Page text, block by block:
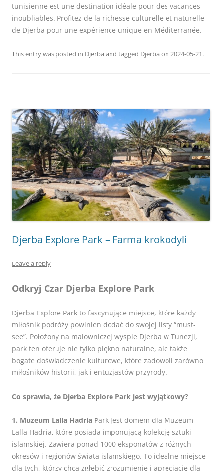
tunisienne est une destination idéale pour des vacances
inoubliables. Profitez de la richesse culturelle et naturelle
de Djerba pour une expérience unique en Méditerranée.
This entry was posted in Djerba and tagged Djerba on 2024-05-21.
Djerba Explore Park – Farma krokodyli
Leave a reply
Odkryj Czar Djerba Explore Park
Djerba Explore Park to fascynujące miejsce, które każdy
miłośnik podróży powinien dodać do swojej listy “must-
see”. Położony na malowniczej wyspie Djerba w Tunezji,
park ten oferuje nie tylko piękno naturalne, ale także
bogate doświadczenie kulturowe, które zadowoli zarówno
miłośników historii, jak i entuzjastów przyrody.
Co sprawia, że Djerba Explore Park jest wyjątkowy?
1. Muzeum Lalla Hadria Park jest domem dla Muzeum
Lalla Hadria, które posiada imponującą kolekcję sztuki
islamskiej. Zawiera ponad 1000 eksponatów z różnych
okresów i regionów świata islamskiego. To idealne miejsce
dla tych, którzy chcą zgłębić zrozumienie i aprecjację dla